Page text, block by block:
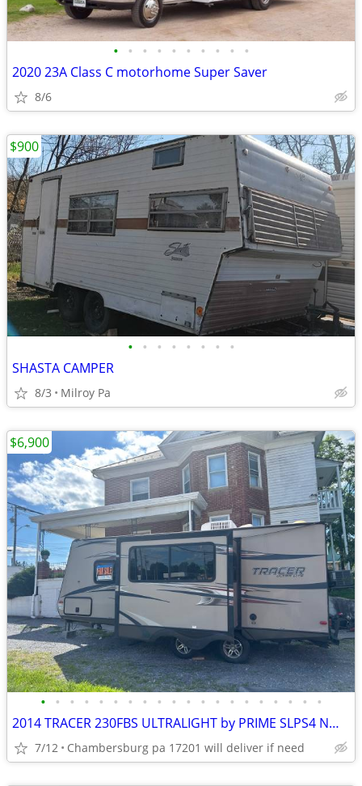
• • • • • • • • • •
2020 23A Class C motorhome Super Saver
8/6
• • • • • • • •
SHASTA CAMPER
8/3 Milroy Pa
$900
• • • • • • • • • • • • • • • • • • • •
2014 TRACER 230FBS ULTRALIGHT by PRIME SLPS4 NWTRS HEAT AC QUEENBED
7/12 Chambersburg pa 17201 will deliver if need
$6,900